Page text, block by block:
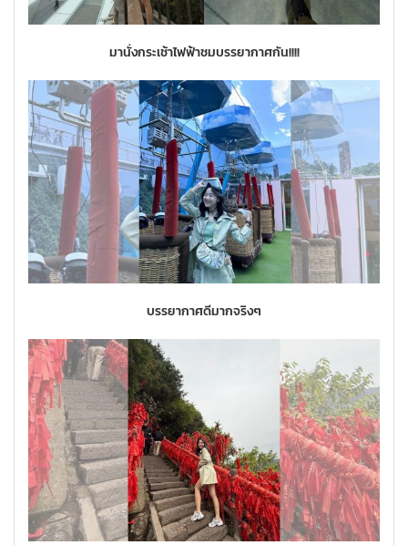
มานั่งกระเช้าไฟฟ้าชมบรรยากาศกัน!!!!
บรรยากาศดีมากจริงๆ